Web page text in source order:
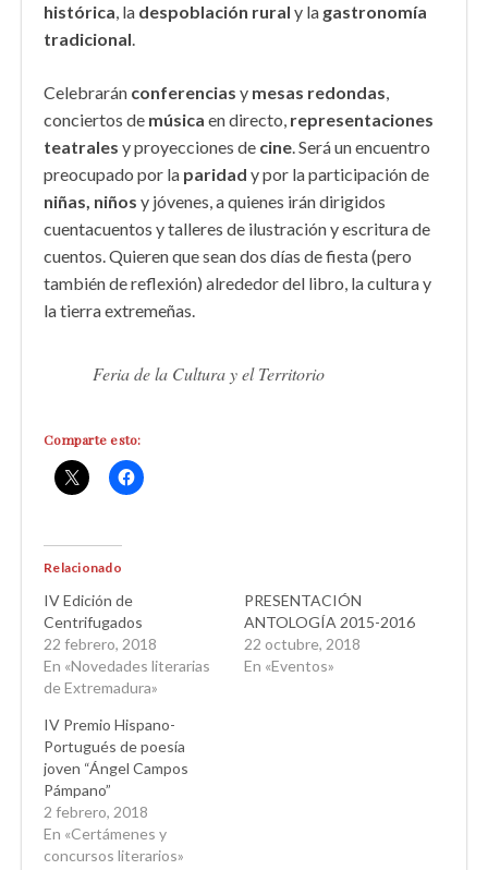
histórica, la despoblación rural y la gastronomía
tradicional.
Celebrarán conferencias y mesas redondas,
conciertos de música en directo, representaciones
teatrales y proyecciones de cine. Será un encuentro
preocupado por la paridad y por la participación de
niñas, niños y jóvenes, a quienes irán dirigidos
cuentacuentos y talleres de ilustración y escritura de
cuentos. Quieren que sean dos días de fiesta (pero
también de reflexión) alrededor del libro, la cultura y
la tierra extremeñas.
Feria de la Cultura y el Territorio
Comparte esto:
Relacionado
IV Edición de
Centrifugados
22 febrero, 2018
En «Novedades literarias
de Extremadura»
PRESENTACIÓN
ANTOLOGÍA 2015-2016
22 octubre, 2018
En «Eventos»
IV Premio Hispano-
Portugués de poesía
joven “Ángel Campos
Pámpano”
2 febrero, 2018
En «Certámenes y
concursos literarios»